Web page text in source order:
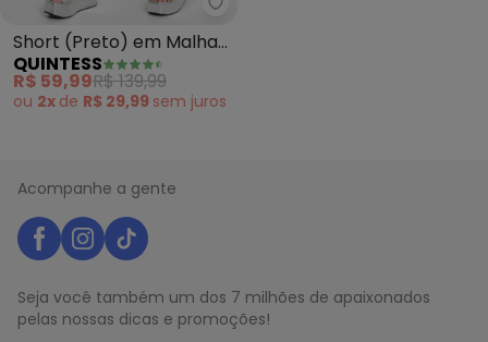
Quintess - Short (Preto) em
Short (Preto) em Malha
Crepe Encorpada com
Fio Lur
QUINTESS
R$ 59,99R$ 139,99
ou 2x de R$ 29,99 sem juros
Acompanhe a gente
Seja você também um dos 7 milhões de apaixonados
pelas nossas dicas e promoções!